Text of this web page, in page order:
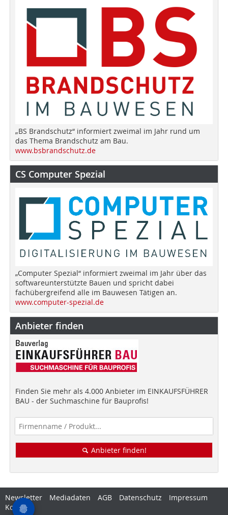
„BS Brandschutz“ informiert zweimal im Jahr rund um
das Thema Brandschutz am Bau.
www.bsbrandschutz.de
CS Computer Spezial
„Computer Spezial“ informiert zweimal im Jahr über das
softwareunterstützte Bauen und spricht dabei
fachübergreifend alle im Bauwesen Tätigen an.
www.computer-spezial.de
Anbieter finden
Finden Sie mehr als 4.000 Anbieter im EINKAUFSFÜHRER
BAU - der Suchmaschine für Bauprofis!
Anbieter finden!
Newsletter Mediadaten AGB Datenschutz
Impressum
Kontakt